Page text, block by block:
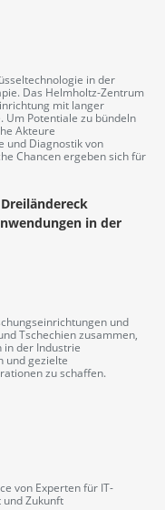
in der
Das Helmholtz-Zentrum
mit langer
Potentiale zu bündeln
Akteure
und Diagnostik von
Chancen ergeben sich für
in der
und
Tschechien zusammen,
in der Industrie
und gezielte
zu schaffen.
von Experten für IT-
Zukunft